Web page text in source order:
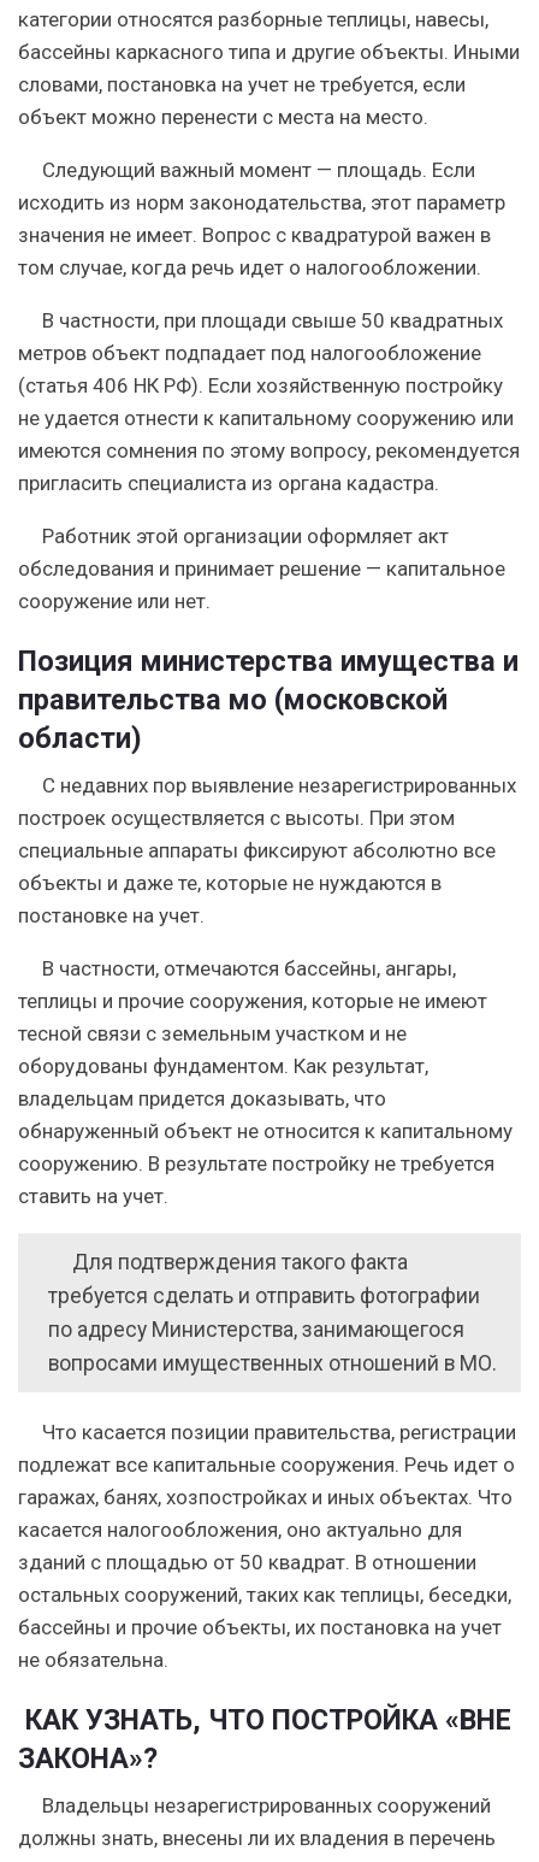
категории относятся разборные теплицы, навесы,
бассейны каркасного типа и другие объекты. Иными
словами, постановка на учет не требуется, если
объект можно перенести с места на место.
Следующий важный момент — площадь. Если
исходить из норм законодательства, этот параметр
значения не имеет. Вопрос с квадратурой важен в
том случае, когда речь идет о налогообложении.
В частности, при площади свыше 50 квадратных
метров объект подпадает под налогообложение
(статья 406 НК РФ). Если хозяйственную постройку
не удается отнести к капитальному сооружению или
имеются сомнения по этому вопросу, рекомендуется
пригласить специалиста из органа кадастра.
Работник этой организации оформляет акт
обследования и принимает решение — капитальное
сооружение или нет.
Позиция министерства имущества и
правительства мо (московской
области)
С недавних пор выявление незарегистрированных
построек осуществляется с высоты. При этом
специальные аппараты фиксируют абсолютно все
объекты и даже те, которые не нуждаются в
постановке на учет.
В частности, отмечаются бассейны, ангары,
теплицы и прочие сооружения, которые не имеют
тесной связи с земельным участком и не
оборудованы фундаментом. Как результат,
владельцам придется доказывать, что
обнаруженный объект не относится к капитальному
сооружению. В результате постройку не требуется
ставить на учет.
Для подтверждения такого факта
требуется сделать и отправить фотографии
по адресу Министерства, занимающегося
вопросами имущественных отношений в МО.
Что касается позиции правительства, регистрации
подлежат все капитальные сооружения. Речь идет о
гаражах, банях, хозпостройках и иных объектах. Что
касается налогообложения, оно актуально для
зданий с площадью от 50 квадрат. В отношении
остальных сооружений, таких как теплицы, беседки,
бассейны и прочие объекты, их постановка на учет
не обязательна.
КАК УЗНАТЬ, ЧТО ПОСТРОЙКА «ВНЕ
ЗАКОНА»?
Владельцы незарегистрированных сооружений
должны знать, внесены ли их владения в перечень